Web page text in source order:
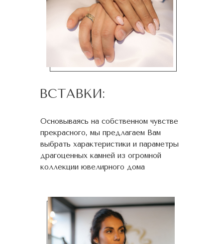
ВСТАВКИ:
Основываясь на собственном чувстве
прекрасного, мы предлагаем Вам
выбрать характеристики и параметры
драгоценных камней из огромной
коллекции ювелирного дома